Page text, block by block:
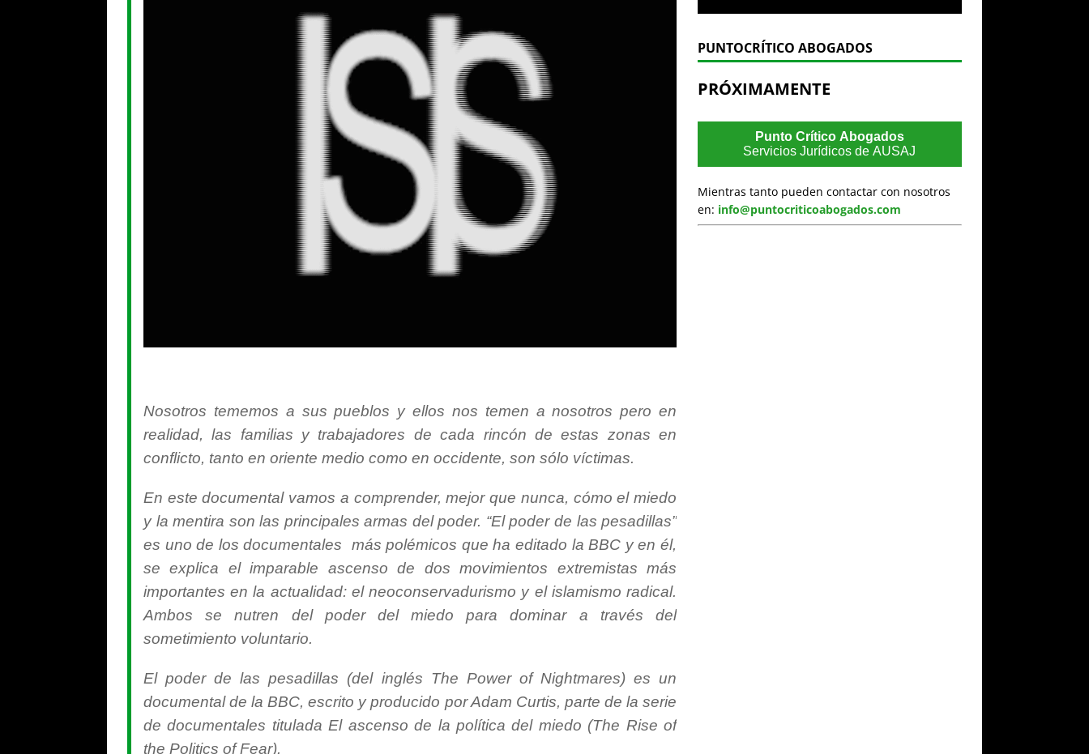
Nosotros tememos a sus pueblos y ellos nos temen a nosotros pero en
realidad, las familias y trabajadores de cada rincón de estas zonas en
conflicto, tanto en oriente medio como en occidente, son sólo víctimas.
En este documental vamos a comprender, mejor que nunca, cómo el miedo
y la mentira son las principales armas del poder. “El poder de las pesadillas”
es uno de los documentales más polémicos que ha editado la BBC y en él,
se explica el imparable ascenso de dos movimientos extremistas más
importantes en la actualidad: el neoconservadurismo y el islamismo radical.
Ambos se nutren del poder del miedo para dominar a través del
sometimiento voluntario.
El poder de las pesadillas (del inglés The Power of Nightmares) es un
documental de la BBC, escrito y producido por Adam Curtis, parte de la serie
de documentales titulada El ascenso de la política del miedo (The Rise of
the Politics of Fear).
PUNTOCRÍTICO ABOGADOS
PRÓXIMAMENTE
Punto Crítico Abogados
Servicios Jurídicos de AUSAJ
Mientras tanto pueden contactar con nosotros
en: info@puntocriticoabogados.com